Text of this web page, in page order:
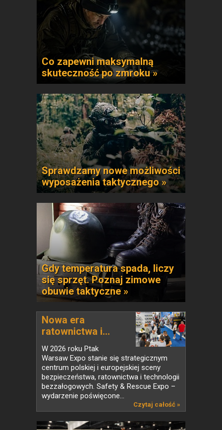
Co zapewni maksymalną
skuteczność po zmroku »
Sprawdzamy nowe możliwości
wyposażenia taktycznego »
Gdy temperatura spada, liczy
się sprzęt. Poznaj zimowe
obuwie taktyczne »
Nowa era
ratownictwa i...
W 2026 roku Ptak
Warsaw Expo stanie się strategicznym
centrum polskiej i europejskiej sceny
bezpieczeństwa, ratownictwa i technologii
bezzałogowych. Safety & Rescue Expo –
wydarzenie poświęcone...
Czytaj całość »